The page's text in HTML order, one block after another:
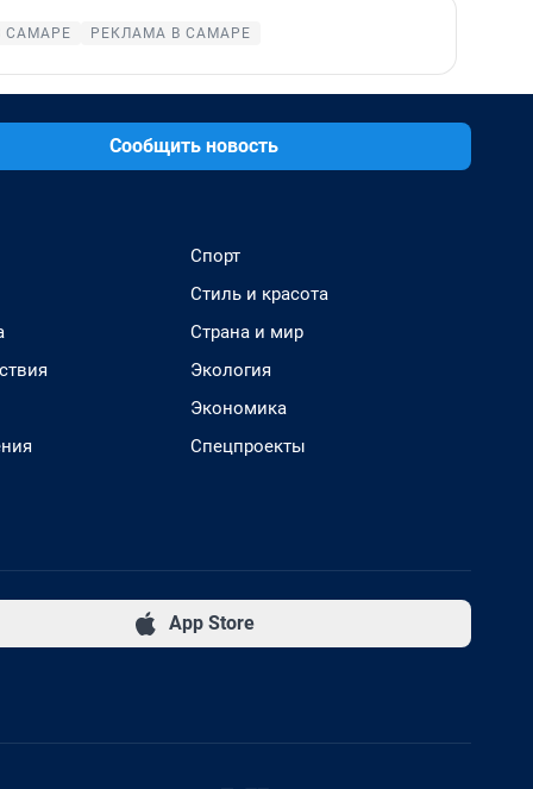
САМАРЕ РЕКЛАМА В САМАРЕ
Сообщить новость
Спорт
Стиль и красота
Страна и мир
Экология
Экономика
Спецпроекты
App Store